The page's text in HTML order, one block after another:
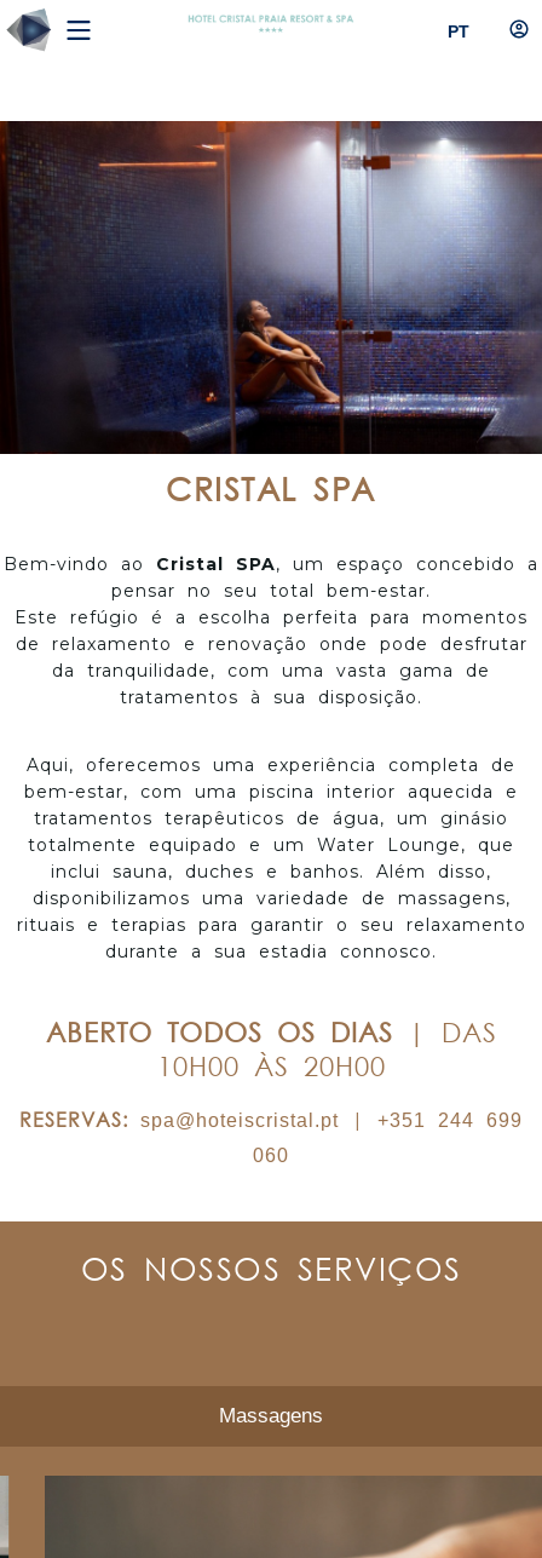
PT
CRISTAL SPA
Bem-vindo ao Cristal SPA, um espaço concebido a
pensar no seu total bem-estar.
Este refúgio é a escolha perfeita para momentos
de relaxamento e renovação onde pode desfrutar
da tranquilidade, com uma vasta gama de
tratamentos à sua disposição.
Aqui, oferecemos uma experiência completa de
bem-estar, com uma piscina interior aquecida e
tratamentos terapêuticos de água, um ginásio
totalmente equipado e um Water Lounge, que
inclui sauna, duches e banhos. Além disso,
disponibilizamos uma variedade de massagens,
rituais e terapias para garantir o seu relaxamento
durante a sua estadia connosco.
ABERTO TODOS OS DIAS | DAS
10H00 ÀS 20H00
RESERVAS: spa@hoteiscristal.pt |
+351 244 699
060
OS NOSSOS SERVIÇOS
Massagens